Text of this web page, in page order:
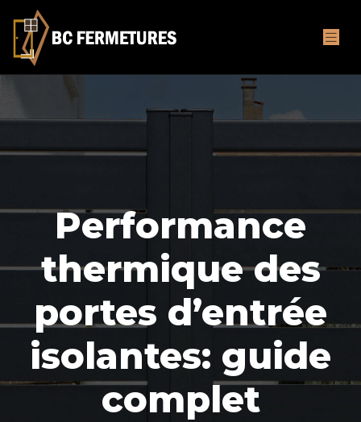
Performance
thermique des
portes d’entrée
isolantes: guide
complet